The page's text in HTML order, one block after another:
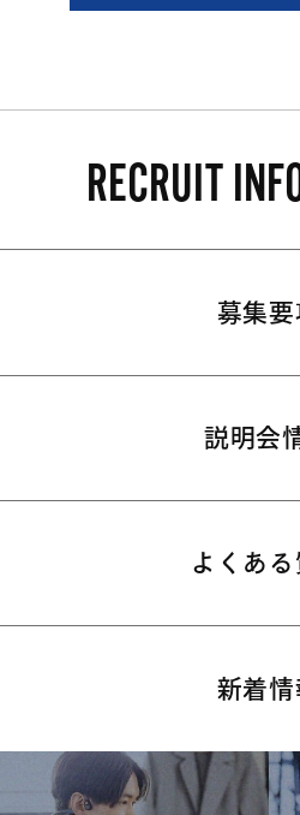
RECRUIT
募集要
説明会
よくある
新着情